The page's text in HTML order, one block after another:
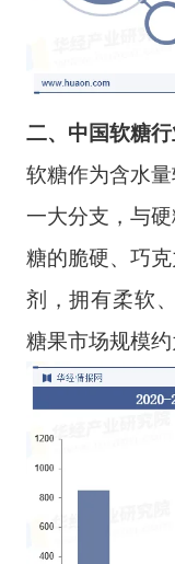
二、中国软糖
软糖作为含水
一大分支，与
糖的脆硬、巧
剂，拥有柔软
糖果市场规模约